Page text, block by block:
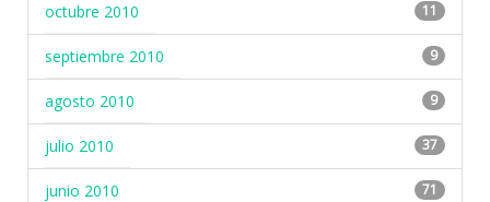
octubre 2010 11
septiembre 2010 9
agosto 2010 9
julio 2010 37
junio 2010 71